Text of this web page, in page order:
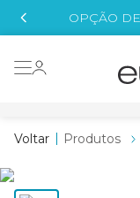
OPÇÃO
Produtos
tinta